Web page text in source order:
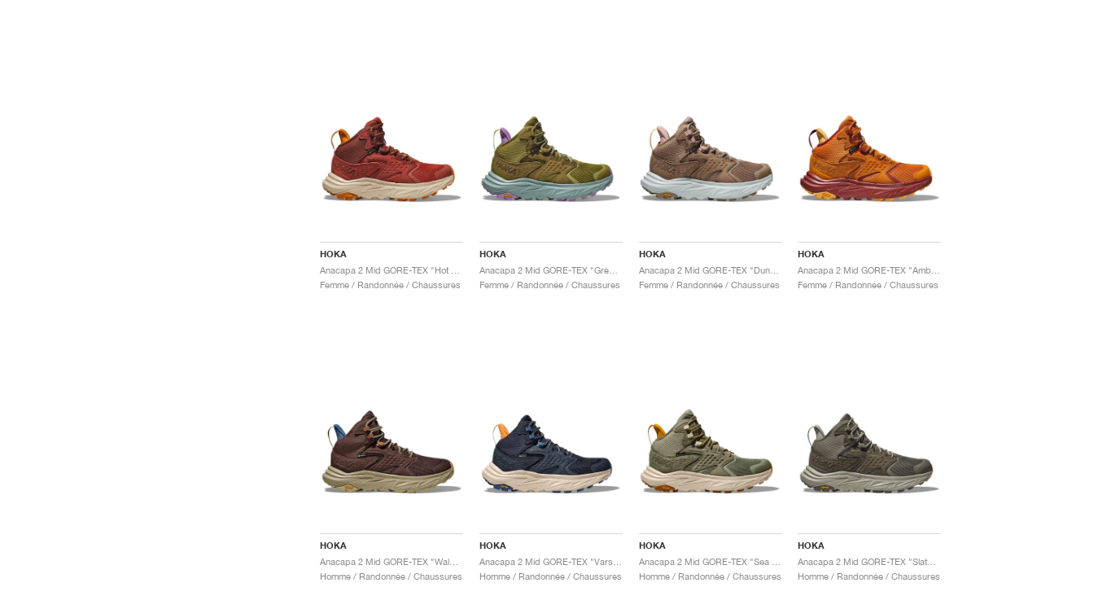
HOKA
Femme / Randonnée / Chaussures
HOKA
Anacapa 2 Mid GORE-TEX "Green Moss & Agave"
Femme / Randonnée / Chaussures
HOKA
Anacapa 2 Mid GORE-TEX "Dune & Ice Flow"
Femme / Randonnée / Chaussures
HOKA
Femme / Randonnée / Chaussures
HOKA
Homme / Randonnée / Chaussures
HOKA
Homme / Randonnée / Chaussures
HOKA
Homme / Randonnée / Chaussures
HOKA
Homme / Randonnée / Chaussures